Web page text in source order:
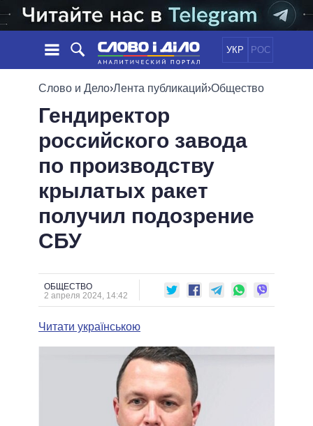
УКР РОС
НОВОСТИ
ЛЕНТА
СОБЫТИЯ
СТАТЬИ
МНЕНИЯ
ОБЗОРЫ
ДАЙДЖЕСТЫ
ПОЛИТИКА
ЭКОНОМИКА
ОБЩЕСТВО
МИР
ОБЕЩАНИЯ
ПОЛИТИКИ
ВСЕ ПОЛИТИКИ
ПРЕЗИДЕНТ И ОФИС
ВЕРХОВНАЯ РАДА
КАБИНЕТ МИНИСТРОВ
МЭРЫ
ВСЕ ПЕРСОНЫ
ИНФОГРАФИКА
ВИДЕО
СРАВНЕНИЕ ПОЛИТИКОВ
Слово и Дело›Лента публикаций›Общество
Гендиректор
российского завода
по производству
крылатых ракет
получил подозрение
СБУ
ОБЩЕСТВО
2 апреля 2024, 14:42
Читати українською